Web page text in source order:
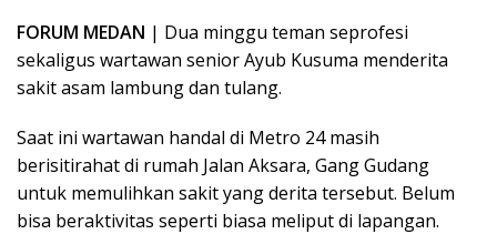
FORUM MEDAN | Dua minggu teman seprofesi
sekaligus wartawan senior Ayub Kusuma menderita
sakit asam lambung dan tulang.
Saat ini wartawan handal di Metro 24 masih
berisitirahat di rumah Jalan Aksara, Gang Gudang
untuk memulihkan sakit yang derita tersebut. Belum
bisa beraktivitas seperti biasa meliput di lapangan.